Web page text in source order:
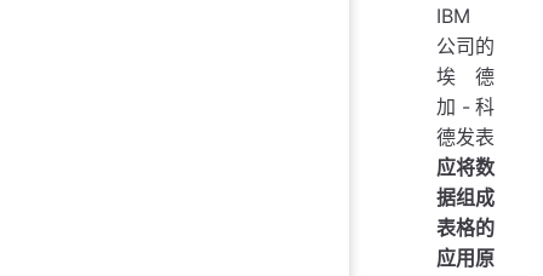
IBM
公司的
埃德
加-科
德发表
应将数
据组成
表格的
应用原